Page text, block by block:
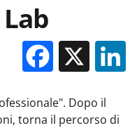
X
Dopo il
torna il percorso di